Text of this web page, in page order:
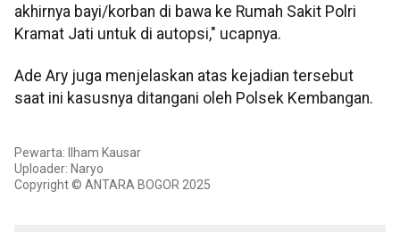
akhirnya bayi/korban di bawa ke Rumah Sakit Polri
Kramat Jati untuk di autopsi," ucapnya.
Ade Ary juga menjelaskan atas kejadian tersebut
saat ini kasusnya ditangani oleh Polsek Kembangan.
Pewarta: Ilham Kausar
Uploader: Naryo
Copyright © ANTARA BOGOR 2025